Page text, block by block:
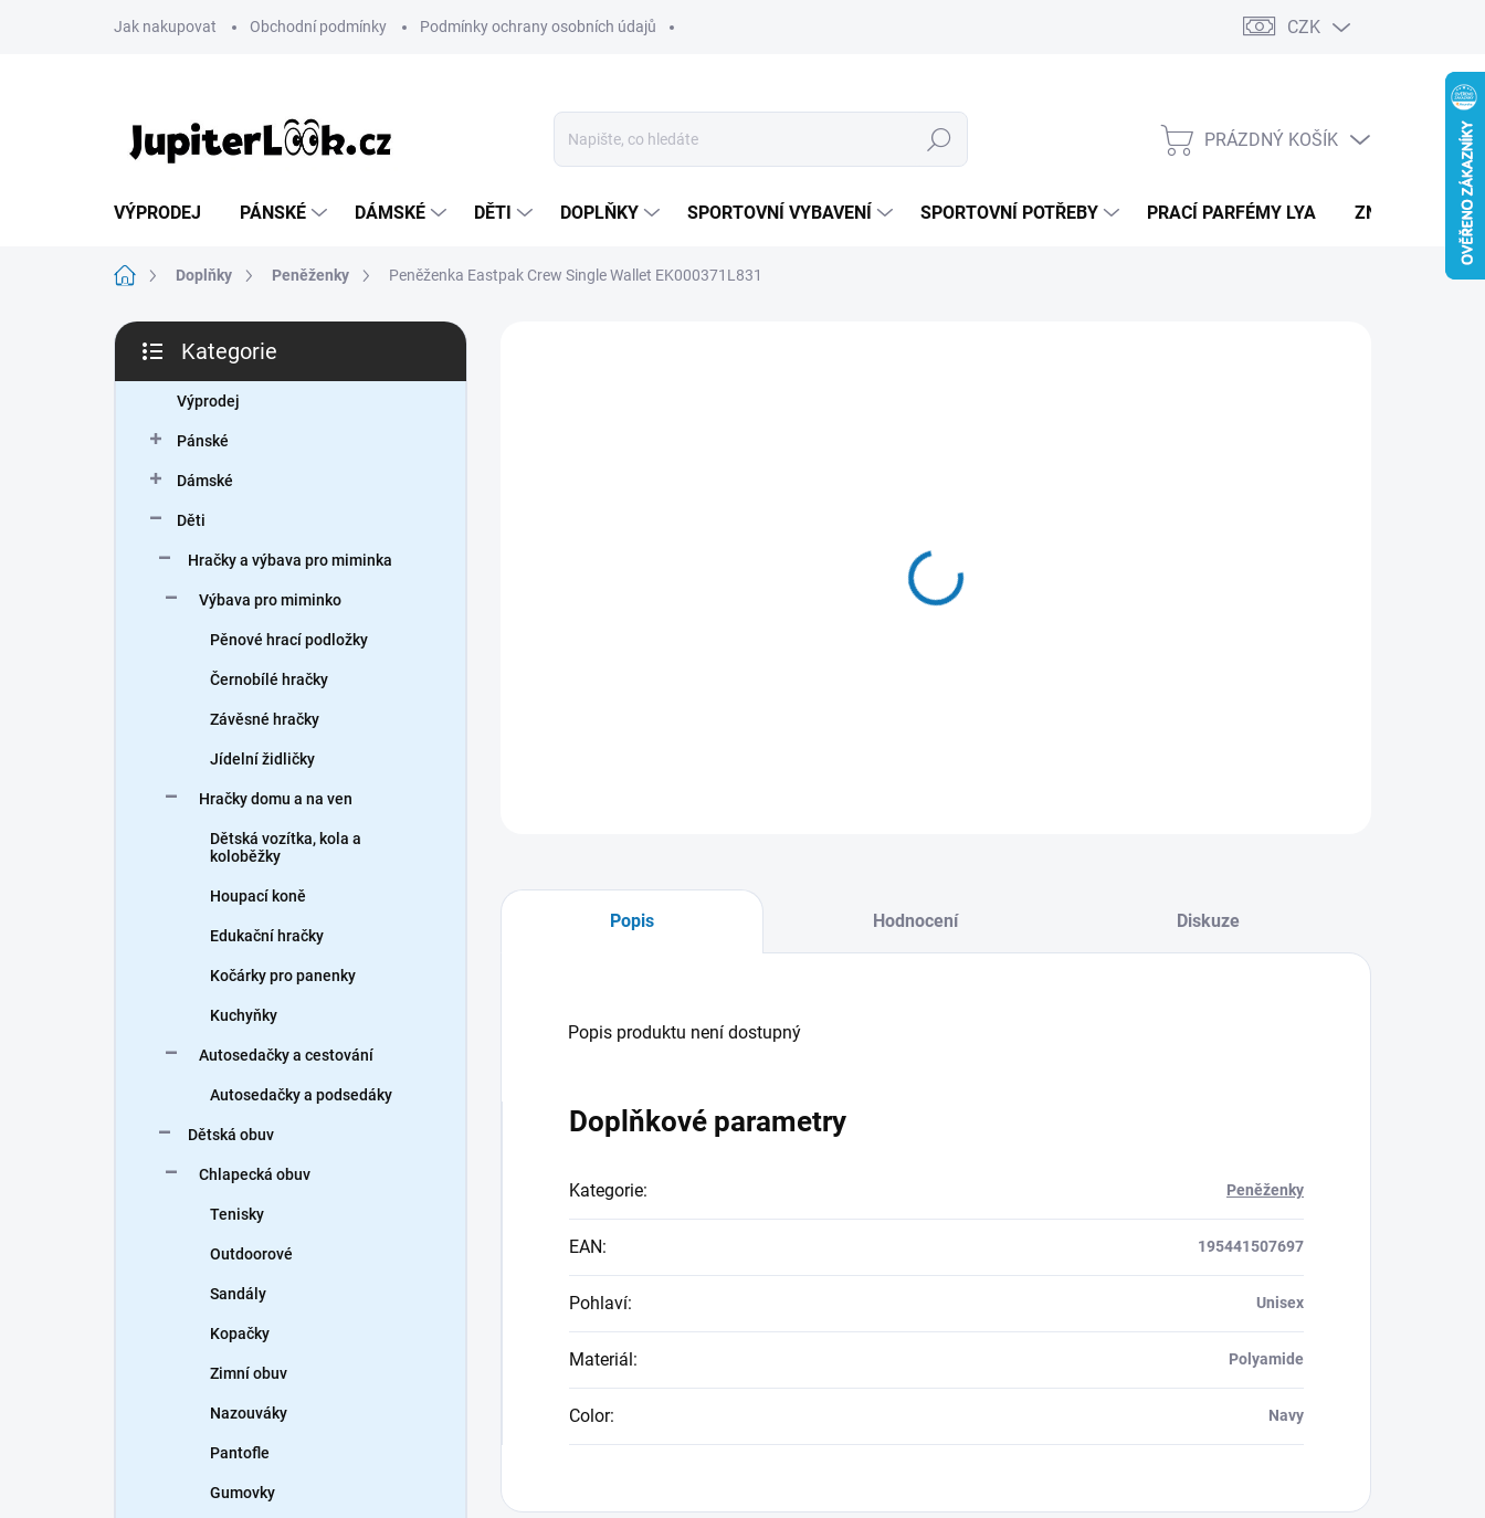
Jak nakupovat Obchodní podmínky Podmínky ochrany osobních údajů CZK
Hledat
NÁKUPNÍ
PRÁZDNÝ KOŠÍK
VÝPRODEJ PÁNSKÉ DÁMSKÉ DĚTI DOPLŇKY SPORTOVNÍ VYBAVENÍ SPORTOVNÍ POTŘEBY PRACÍ PARFÉMY LYA ZNAČKY
Domů Doplňky Peněženky Peněženka Eastpak Crew Single Wallet EK000371L831
P
s
kategorie
Kategorie
Výprodej
Pánské
Dámské
Děti
Hračky a výbava pro miminka
Výbava pro miminko
Pěnové hrací podložky
Černobílé hračky
Závěsné hračky
Jídelní židličky
Hračky domu a na ven
Dětská vozítka, kola a
koloběžky
Houpací koně
Edukační hračky
Kočárky pro panenky
Kuchyňky
Autosedačky a cestování
Autosedačky a podsedáky
Dětská obuv
Chlapecká obuv
Tenisky
Outdoorové
Sandály
Kopačky
Zimní obuv
Nazouváky
Pantofle
Gumovky
Popis Hodnocení Diskuze
Popis produktu není dostupný
Doplňkové parametry
Kategorie: Peněženky
EAN: 195441507697
Pohlaví: Unisex
Materiál: Polyamide
Color: Navy